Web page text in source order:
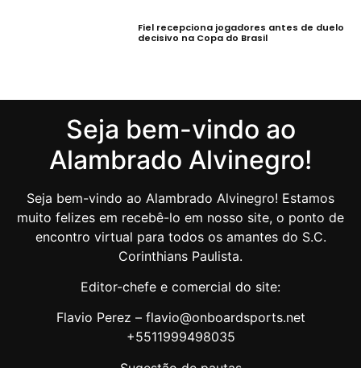
Fiel recepciona jogadores antes de duelo
decisivo na Copa do Brasil
Seja bem-vindo ao
Alambrado Alvinegro!
Seja bem-vindo ao Alambrado Alvinegro! Estamos
muito felizes em recebê-lo em nosso site, o ponto de
encontro virtual para todos os amantes do S.C.
Corinthians Paulista.
Editor-chefe e comercial do site:
Flavio Perez – flavio@onboardsports.net
+5511999498035